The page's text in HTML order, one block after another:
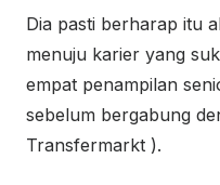
Dia pasti berharap itu
menuju karier yang
empat penampilan
sebelum bergabung
Transfermarkt ).